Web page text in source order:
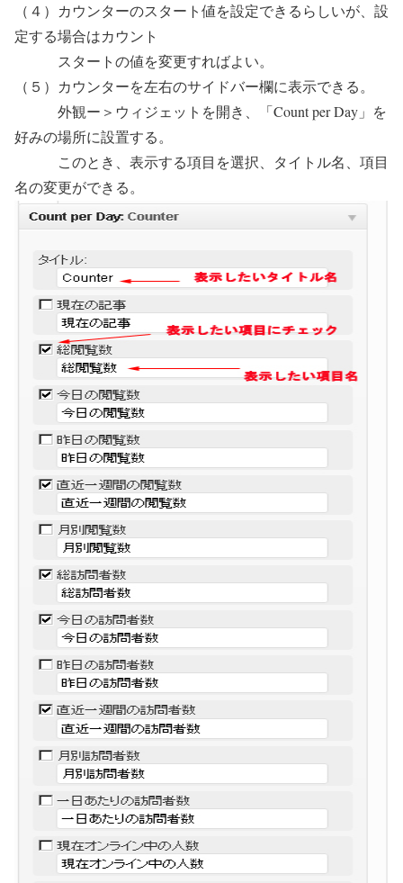
（４）カウンターのスタート値を設定できるらしいが、設
定する場合はカウント
スタートの値を変更すればよい。
（５）カウンターを左右のサイドバー欄に表示できる。
外観ー＞ウィジェットを開き、「Count per Day」を
好みの場所に設置する。
このとき、表示する項目を選択、タイトル名、項目
名の変更ができる。